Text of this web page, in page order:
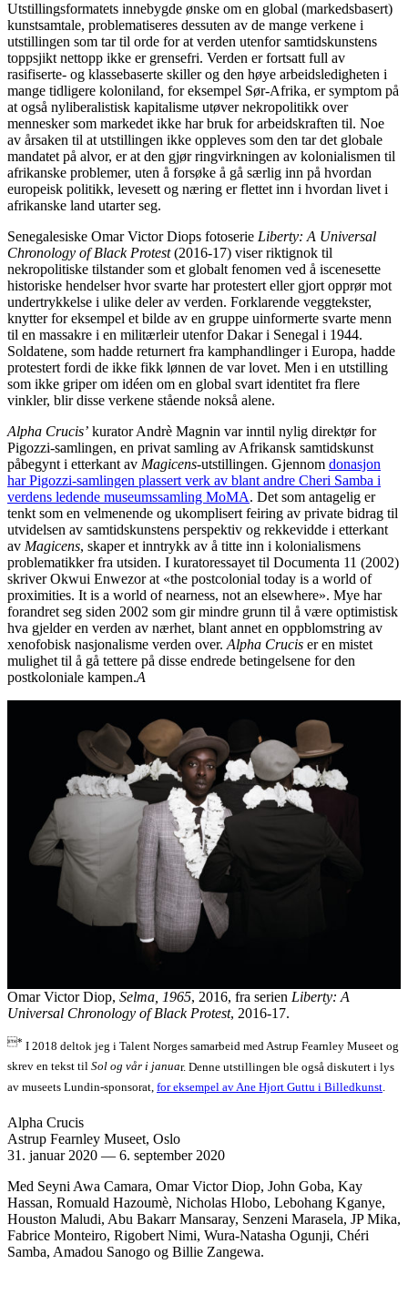
Utstillingsformatets innebygde ønske om en global (markedsbasert)
kunstsamtale, problematiseres dessuten av de mange verkene i
utstillingen som tar til orde for at verden utenfor samtidskunstens
toppsjikt nettopp ikke er grensefri. Verden er fortsatt full av
rasifiserte- og klassebaserte skiller og den høye arbeidsledigheten i
mange tidligere koloniland, for eksempel Sør-Afrika, er symptom på
at også nyliberalistisk kapitalisme utøver nekropolitikk over
mennesker som markedet ikke har bruk for arbeidskraften til. Noe
av årsaken til at utstillingen ikke oppleves som den tar det globale
mandatet på alvor, er at den gjør ringvirkningen av kolonialismen til
afrikanske problemer, uten å forsøke å gå særlig inn på hvordan
europeisk politikk, levesett og næring er flettet inn i hvordan livet i
afrikanske land utarter seg.
Senegalesiske Omar Victor Diops fotoserie Liberty: A Universal
Chronology of Black Protest(2016-17) viser riktignok til
nekropolitiske tilstander som et globalt fenomen ved å iscenesette
historiske hendelser hvor svarte har protestert eller gjort opprør mot
undertrykkelse i ulike deler av verden. Forklarende veggtekster,
knytter for eksempel et bilde av en gruppe uinformerte svarte menn
til en massakre i en militærleir utenfor Dakar i Senegal i 1944.
Soldatene, som hadde returnert fra kamphandlinger i Europa, hadde
protestert fordi de ikke fikk lønnen de var lovet. Men i en utstilling
som ikke griper om idéen om en global svart identitet fra flere
vinkler, blir disse verkene stående nokså alene.
Alpha Crucis’ kurator Andrè Magnin var inntil nylig direktør for
Pigozzi-samlingen, en privat samling av Afrikansk samtidskunst
påbegynt i etterkant av Magicens-utstillingen. Gjennom donasjon
har Pigozzi-samlingen plassert verk av blant andre Cheri Samba i
verdens ledende museumssamling MoMA. Det som antagelig er
tenkt som en velmenende og ukomplisert feiring av private bidrag til
utvidelsen av samtidskunstens perspektiv og rekkevidde i etterkant
av Magicens, skaper et inntrykk av å titte inn i kolonialismens
problematikker fra utsiden. I kuratoressayet til Documenta 11 (2002)
skriver Okwui Enwezor at «the postcolonial today is a world of
proximities. It is a world of nearness, not an elsewhere». Mye har
forandret seg siden 2002 som gir mindre grunn til å være optimistisk
hva gjelder en verden av nærhet, blant annet en oppblomstring av
xenofobisk nasjonalisme verden over.Alpha Crucis er en mistet
mulighet til å gå tettere på disse endrede betingelsene for den
postkoloniale kampen.A
Omar Victor Diop, Selma, 1965, 2016, fra serien Liberty: A
Universal Chronology of Black Protest, 2016-17.
* I 2018 deltok jeg i Talent Norges samarbeid med Astrup Fearnley Museet og
skrev en tekst til Sol og vår i januar. Denne utstillingen ble også diskutert i lys
av museets Lundin-sponsorat, for eksempel av Ane Hjort Guttu i Billedkunst.
Alpha Crucis
Astrup Fearnley Museet, Oslo
31. januar 2020 — 6. september 2020
Med Seyni Awa Camara, Omar Victor Diop, John Goba, Kay
Hassan, Romuald Hazoumè, Nicholas Hlobo, Lebohang Kganye,
Houston Maludi, Abu Bakarr Mansaray, Senzeni Marasela, JP Mika,
Fabrice Monteiro, Rigobert Nimi, Wura-Natasha Ogunji, Chéri
Samba, Amadou Sanogo og Billie Zangewa.